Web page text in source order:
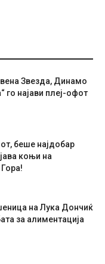
Звезда, Динамо
го најави плеј-офот
беше најдобар
коњи на
на Лука Дончиќ
за алиментација